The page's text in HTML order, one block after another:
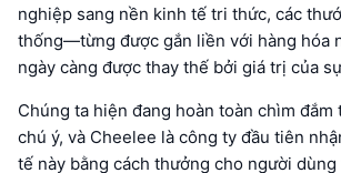
nghiệp sang nền kinh tế tri thức, các
thống—từng được gắn liền với hàng hóa
ngày càng được thay thế bởi giá trị của
Chúng ta hiện đang hoàn toàn chìm
chú ý, và Cheelee là công ty đầu tiên
tế này bằng cách thưởng cho người